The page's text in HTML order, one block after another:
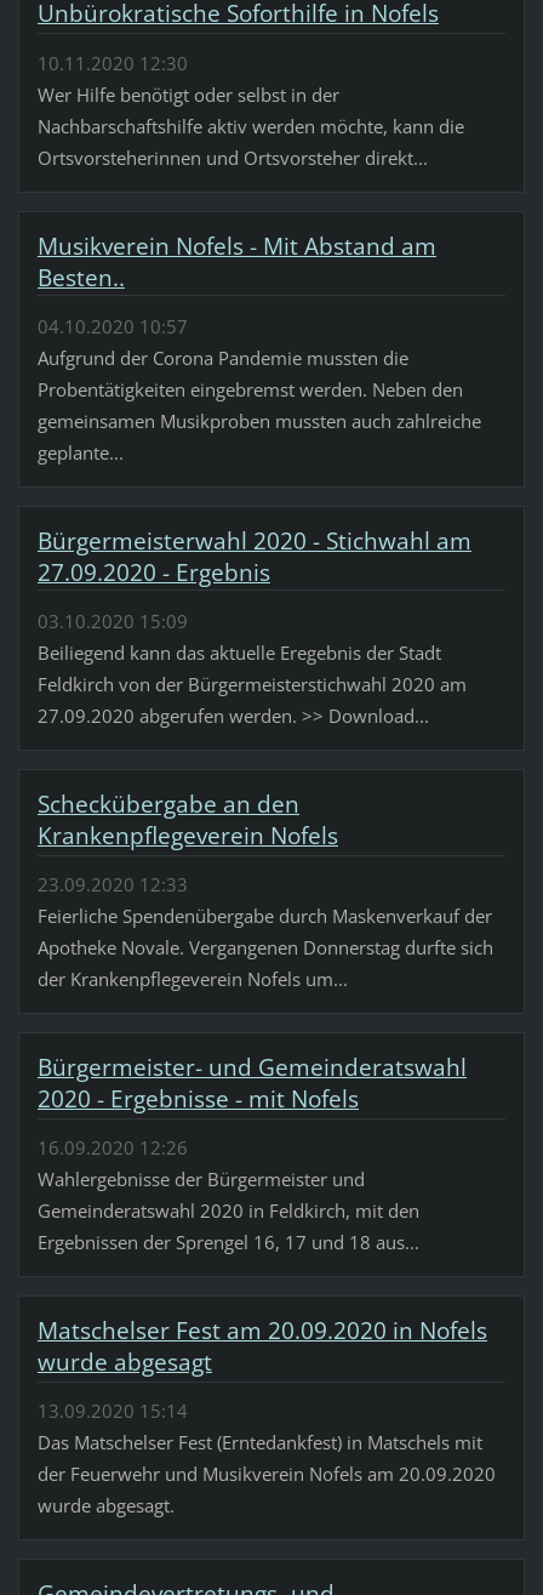
Unbürokratische Soforthilfe in Nofels
10.11.2020 12:30
Wer Hilfe benötigt oder selbst in der
Nachbarschaftshilfe aktiv werden möchte, kann die
Ortsvorsteherinnen und Ortsvorsteher direkt...
Musikverein Nofels - Mit Abstand am
Besten..
04.10.2020 10:57
Aufgrund der Corona Pandemie mussten die
Probentätigkeiten eingebremst werden. Neben den
gemeinsamen Musikproben mussten auch zahlreiche
geplante...
Bürgermeisterwahl 2020 - Stichwahl am
27.09.2020 - Ergebnis
03.10.2020 15:09
Beiliegend kann das aktuelle Eregebnis der Stadt
Feldkirch von der Bürgermeisterstichwahl 2020 am
27.09.2020 abgerufen werden. >> Download...
Scheckübergabe an den
Krankenpflegeverein Nofels
23.09.2020 12:33
Feierliche Spendenübergabe durch Maskenverkauf der
Apotheke Novale. Vergangenen Donnerstag durfte sich
der Krankenpflegeverein Nofels um...
Bürgermeister- und Gemeinderatswahl
2020 - Ergebnisse - mit Nofels
16.09.2020 12:26
Wahlergebnisse der Bürgermeister und
Gemeinderatswahl 2020 in Feldkirch, mit den
Ergebnissen der Sprengel 16, 17 und 18 aus...
Matschelser Fest am 20.09.2020 in Nofels
wurde abgesagt
13.09.2020 15:14
Das Matschelser Fest (Erntedankfest) in Matschels mit
der Feuerwehr und Musikverein Nofels am 20.09.2020
wurde abgesagt.